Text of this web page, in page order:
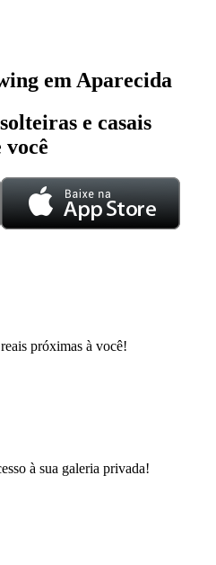
em Aparecida
e casais
próximas à você!
à sua galeria privada!